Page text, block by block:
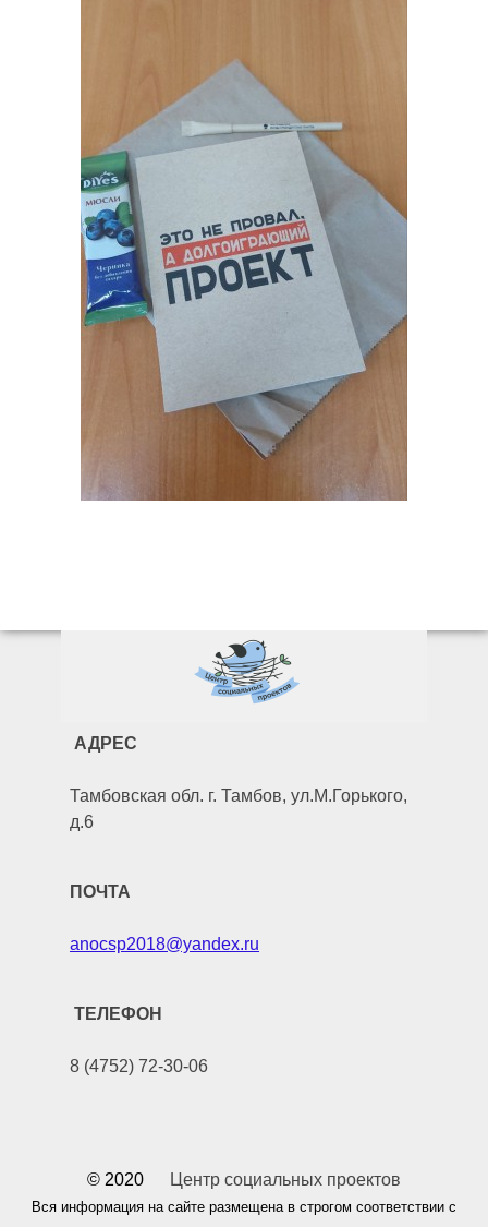
АДРЕС
Тамбовская обл. г. Тамбов, ул.М.Горького,
д.6
ПОЧТА
anocsp2018@yandex.ru
ТЕЛЕФОН
8 (4752) 72-30-06
© 2020 Центр социальных проектов
Вся информация на сайте размещена в строгом соответствии с